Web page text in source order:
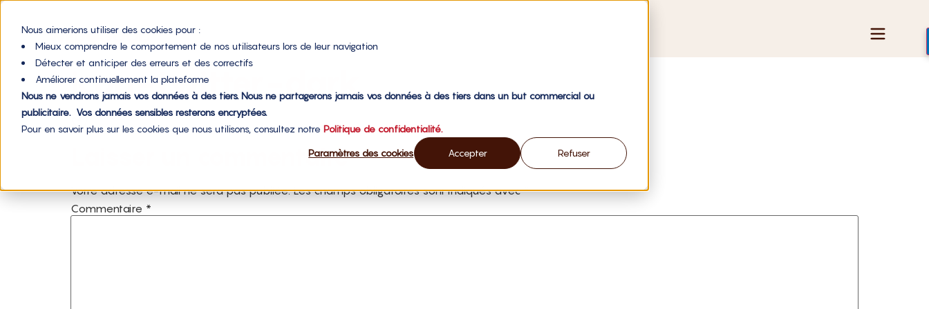
Nous aimerions utiliser des cookies pour :
Mieux comprendre le comportement de nos utilisateurs lors de leur navigation
Détecter et anticiper des erreurs et des correctifs
Améliorer continuellement la plateforme
Nous ne vendrons jamais vos données à des tiers. Nous ne partagerons jamais vos données à des tiers dans un but commercial ou
publicitaire. Vos données sensibles resterons encryptées.
Pour en savoir plus sur les cookies que nous utilisons, consultez notre Politique de confidentialité.
Paramètres des cookies Accepter Refuser
icon-twitter-dark
Laisser un commentaire
Votre adresse e-mail ne sera pas publiée. Les champs obligatoires sont indiqués avec*
Commentaire *